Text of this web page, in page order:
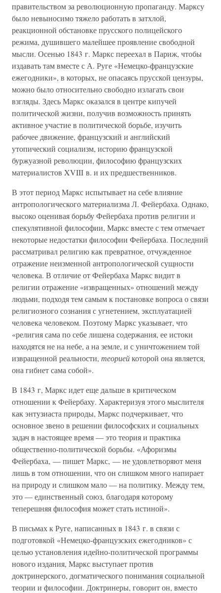
правительством за революционную пропаганду. Марксу
было невыносимо тяжело работать в затхлой,
реакционной обстановке прусского полицейского
режима, душившего малейшее проявление свободной
мысли. Осенью 1843 г. Маркс переехал в Париж, чтобы
издавать там вместе с А. Руге «Немецко-французские
ежегодники», в которых, не опасаясь прусской цензуры,
можно было относительно свободно излагать свои
взгляды. Здесь Маркс оказался в центре кипучей
политической жизни, получив возможность принять
активное участие в политической борьбе, изучить
рабочее движение, французский и английский
утопический социализм, историю французской
буржуазной революции, философию французских
материалистов XVIII в. и их предшественников.
В этот период Маркс испытывает на себе влияние
антропологического материализма Л. Фейербаха. Однако,
высоко оценивая борьбу Фейербаха против религии и
спекулятивной философии, Маркс вместе с тем отмечает
некоторые недостатки философии Фейербаха. Последний
рассматривал религию как превратное, отчужденное
отражение неизменной антропологической сущности
человека. В отличие от Фейербаха Маркс видит в
религии отражение «извращенных» отношений между
людьми, подходя тем самым к постановке вопроса о связи
религиозного сознания с угнетением, эксплуатацией
человека человеком. Поэтому Маркс указывает, что
«религия сама по себе лишена содержания, ее истоки
находятся не на небе, а на земле, и с уничтожением той
извращенной реальности, теориейкоторой она является,
она гибнет сама собой».
В 1843 г, Маркс идет еще дальше в критическом
отношении к Фейербаху. Характеризуя этого мыслителя
как энтузиаста природы, Маркс подчеркивает, что
основное звено в решении философских и социальных
задач в настоящее время — это теория и практика
общественно-политической борьбы. «Афоризмы
Фейербаха, — пишет Маркс, — не удовлетворяют меня
лишь в том отношении, что он слишком много напирает
на природу и слишком мало — на политику. Между тем,
это — единственный союз, благодаря которому
теперешняя философия может стать истиной».
В письмах к Руге, написанных в 1843 г. в связи с
подготовкой «Немецко-французских ежегодников» с
целью установления идейно-политической программы
нового издания, Маркс выступает против
доктринерского, догматического понимания социальной
теории и философии. Доктринеры, говорит он, вместо